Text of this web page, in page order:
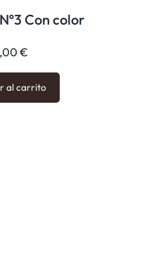
Con color
€
al carrito